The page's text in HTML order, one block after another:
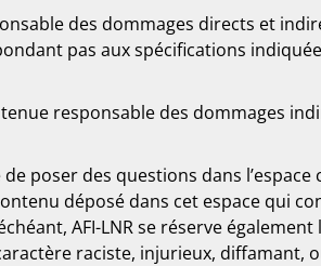
des dommages directs et
pas aux spécifications
responsable des dommages
poser des questions dans
déposé dans cet espace qui
AFI-LNR se réserve
raciste, injurieux,